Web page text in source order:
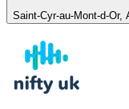
Saint-Cyr-au-Mont-d-Or,